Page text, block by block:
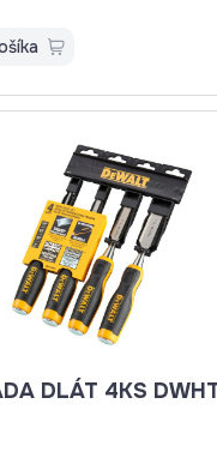
SADA DLÁT 4KS